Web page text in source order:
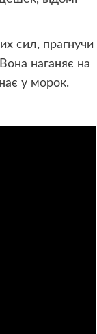
сил, прагнучи
наганяє на
у морок.